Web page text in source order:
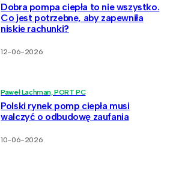
Dobra pompa ciepła to nie wszystko.
Co jest potrzebne, aby zapewniła
niskie rachunki?
12-06-2026
Paweł Lachman, PORT PC
Polski rynek pomp ciepła musi
walczyć o odbudowę zaufania
10-06-2026